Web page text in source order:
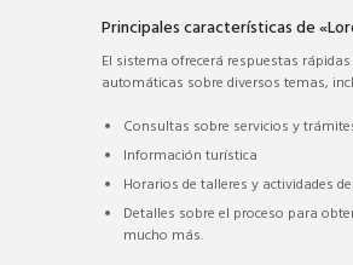
Principales características de
El sistema ofrecerá respuestas
automáticas sobre diversos temas,
Consultas sobre servicios y
Información turística
Horarios de talleres y actividades
Detalles sobre el proceso para
mucho más.